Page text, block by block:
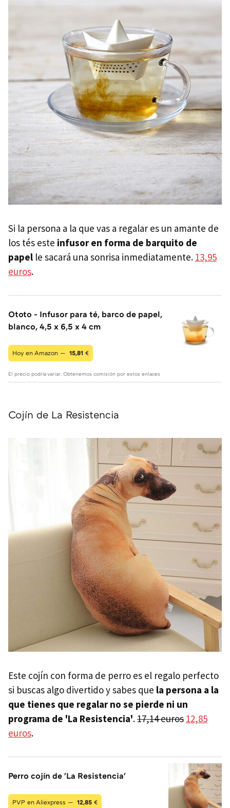
Si la persona a la que vas a regalar es un amante de
los tés este infusor en forma de barquito de
papel le sacará una sonrisa inmediatamente. 13,95
euros.
Ototo - Infusor para té, barco de papel,
blanco, 4,5 x 6,5 x 4 cm
Hoy en Amazon — 15,81 €
El precio podría variar. Obtenemos comisión por estos enlaces
Cojín de La Resistencia
Este cojín con forma de perro es el regalo perfecto
si buscas algo divertido y sabes que la persona a la
que tienes que regalar no se pierde ni un
programa de 'La Resistencia'.17,14 euros 12,85
euros.
Perro cojín de 'La Resistencia'
PVP en Aliexpress — 12,85 €